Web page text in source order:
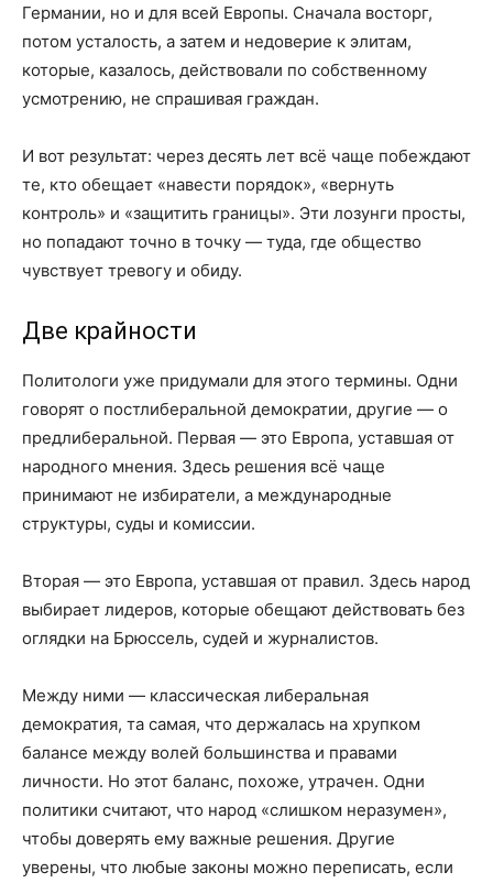
Германии, но и для всей Европы. Сначала восторг,
потом усталость, а затем и недоверие к элитам,
которые, казалось, действовали по собственному
усмотрению, не спрашивая граждан.
И вот результат: через десять лет всё чаще побеждают
те, кто обещает «навести порядок», «вернуть
контроль» и «защитить границы». Эти лозунги просты,
но попадают точно в точку — туда, где общество
чувствует тревогу и обиду.
Две крайности
Политологи уже придумали для этого термины. Одни
говорят о постлиберальной демократии, другие — о
предлиберальной. Первая — это Европа, уставшая от
народного мнения. Здесь решения всё чаще
принимают не избиратели, а международные
структуры, суды и комиссии.
Вторая — это Европа, уставшая от правил. Здесь народ
выбирает лидеров, которые обещают действовать без
оглядки на Брюссель, судей и журналистов.
Между ними — классическая либеральная
демократия, та самая, что держалась на хрупком
балансе между волей большинства и правами
личности. Но этот баланс, похоже, утрачен. Одни
политики считают, что народ «слишком неразумен»,
чтобы доверять ему важные решения. Другие
уверены, что любые законы можно переписать, если